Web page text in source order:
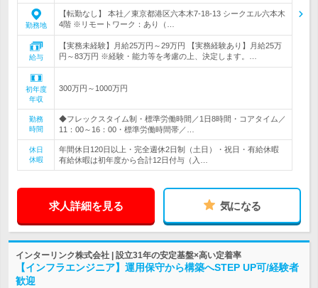
勤務地
【転勤なし】 本社／東京都港区六本木7-18-13 シークエル六本木
4階 ※リモートワーク：あり（…
給与
【実務未経験】月給25万円～29万円 【実務経験あり】月給25万
円～83万円 ※経験・能力等を考慮の上、決定します。…
初年度
年収
300万円～1000万円
勤務
時間
◆フレックスタイム制・標準労働時間／1日8時間・コアタイム／
11：00～16：00・標準労働時間帯／…
休日
休暇
年間休日120日以上・完全週休2日制（土日）・祝日・有給休暇
有給休暇は初年度から合計12日付与（入…
求人詳細を見る 気になる
インターリンク株式会社 | 設立31年の安定基盤×高い定着率
【インフラエンジニア】運用保守から構築へSTEP UP可/経験者
歓迎